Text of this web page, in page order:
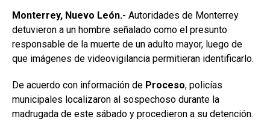
Monterrey, Nuevo León.- Autoridades de Monterrey
detuvieron a un hombre señalado como el presunto
responsable de la muerte de un adulto mayor, luego de
que imágenes de videovigilancia permitieran identificarlo.
De acuerdo con información de Proceso, policías
municipales localizaron al sospechoso durante la
madrugada de este sábado y procedieron a su detención.